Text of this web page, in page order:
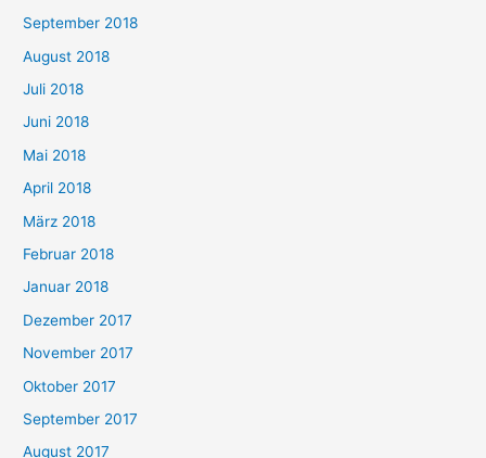
September 2018
August 2018
Juli 2018
Juni 2018
Mai 2018
April 2018
März 2018
Februar 2018
Januar 2018
Dezember 2017
November 2017
Oktober 2017
September 2017
August 2017